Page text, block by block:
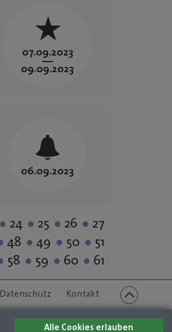
Alle Cookies erlauben
07.09.2023
—
09.09.2023
06.09.2023
24 25 26
27
48 49 50
51
58 59 60 61
Datenschutz Kontakt